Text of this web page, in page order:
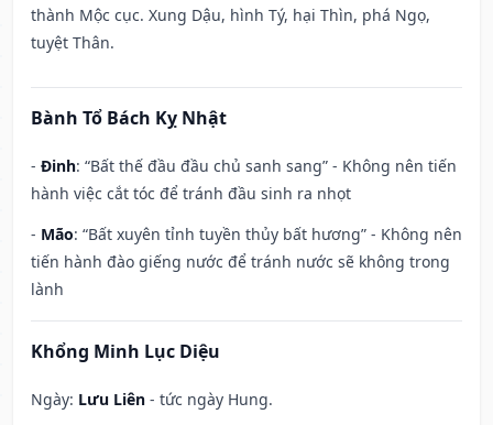
thành Mộc cục. Xung Dậu, hình Tý, hại Thìn, phá Ngọ,
tuyệt Thân.
Bành Tổ Bách Kỵ Nhật
- Đinh: “Bất thế đầu đầu chủ sanh sang” - Không nên tiến
hành việc cắt tóc để tránh đầu sinh ra nhọt
- Mão: “Bất xuyên tỉnh tuyền thủy bất hương” - Không nên
tiến hành đào giếng nước để tránh nước sẽ không trong
lành
Khổng Minh Lục Diệu
Ngày: Lưu Liên - tức ngày Hung.